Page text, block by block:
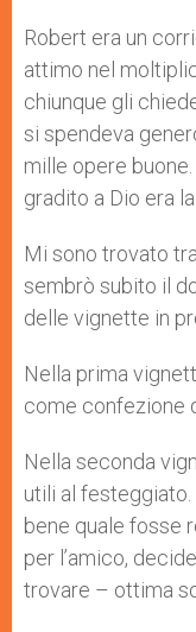
Robert era un
attimo nel
chiunque gli
si spendeva
mille opere
gradito a Dio era la
Mi sono trovato
sembrò subito il
delle vignette in
Nella prima
come confezione
Nella seconda
utili al
bene quale fosse
per l’amico,
trovare – ottima